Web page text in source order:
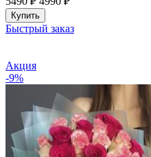
Купить
Быстрый заказ
Акция
-9%